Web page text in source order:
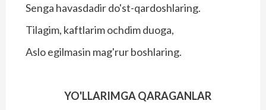
Senga havasdadir do'st-qardoshlaring.
Tilagim, kaftlarim ochdim duoga,
Aslo egilmasin mag'rur boshlaring.
YO'LLARIMGA QARAGANLAR